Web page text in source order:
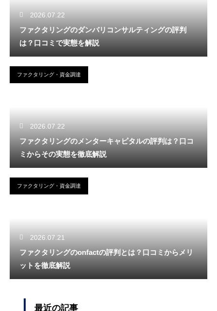
2026.07.22
ファクタリングのダンバリコンサルティングの評判
は？口コミで実態を解説
ファクタリング・資金調達
2026.07.22
ファクタリングのメンターキャピタルの評判は？口コ
ミからその実態を徹底解説
ファクタリング・資金調達
2026.07.21
ファクタリングのonfactの評判とは？口コミからメリ
ットを徹底解説
最近の記事